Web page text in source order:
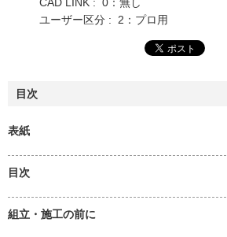
ユーザー区分 : 2：プロ用
目次
表紙
目次
組立・施工の前に